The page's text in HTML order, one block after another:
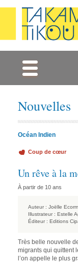
Nouvelles
Océan Indien
Coup de cœur
Un rêve à la
À partir de 10 ans
Auteur : Joëlle
Illustrateur : Estelle
Éditeur : Editions
Très belle nouvelle
migrants qui quittent
l’on appelle le plus